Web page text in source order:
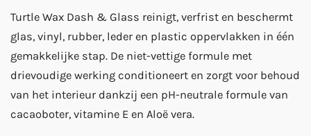
Turtle Wax Dash & Glass reinigt, verfrist en beschermt
glas, vinyl, rubber, leder en plastic oppervlakken in één
gemakkelijke stap. De niet-vettige formule met
drievoudige werking conditioneert en zorgt voor behoud
van het interieur dankzij een pH-neutrale formule van
cacaoboter, vitamine E en Aloë vera.